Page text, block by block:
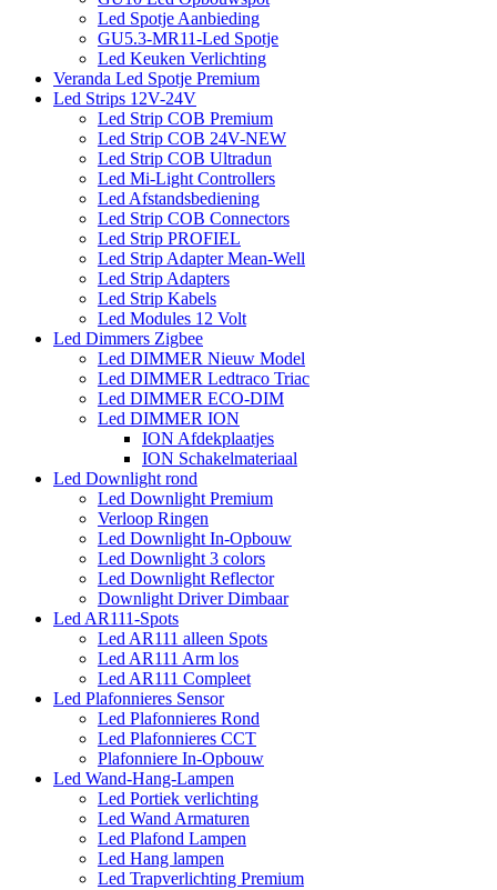
Led Spotje Aanbieding
GU5.3-MR11-Led Spotje
Led Keuken Verlichting
Veranda Led Spotje Premium
Led Strips 12V-24V
Led Strip COB Premium
Led Strip COB 24V-NEW
Led Strip COB Ultradun
Led Mi-Light Controllers
Led Afstandsbediening
Led Strip COB Connectors
Led Strip PROFIEL
Led Strip Adapter Mean-Well
Led Strip Adapters
Led Strip Kabels
Led Modules 12 Volt
Led Dimmers Zigbee
Led DIMMER Nieuw Model
Led DIMMER Ledtraco Triac
Led DIMMER ECO-DIM
Led DIMMER ION
ION Afdekplaatjes
ION Schakelmateriaal
Led Downlight rond
Led Downlight Premium
Verloop Ringen
Led Downlight In-Opbouw
Led Downlight 3 colors
Led Downlight Reflector
Downlight Driver Dimbaar
Led AR111-Spots
Led AR111 alleen Spots
Led AR111 Arm los
Led AR111 Compleet
Led Plafonnieres Sensor
Led Plafonnieres Rond
Led Plafonnieres CCT
Plafonniere In-Opbouw
Led Wand-Hang-Lampen
Led Portiek verlichting
Led Wand Armaturen
Led Plafond Lampen
Led Hang lampen
Led Trapverlichting Premium